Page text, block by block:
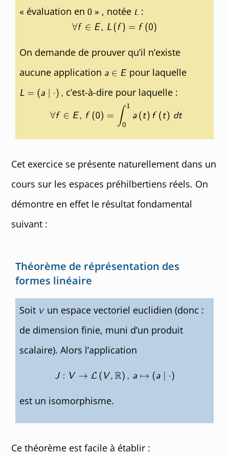
« évaluation en
» , notée :
On demande de prouver qu’il n’existe
aucune application
pour laquelle
c’est-à-dire pour laquelle :
Cet exercice se présente naturellement dans un
cours sur les espaces préhilbertiens réels. On
démontre en effet le résultat fondamental
suivant :
Théorème de réprésentation des
formes linéaire
Soit
un espace vectoriel euclidien (donc :
de dimension finie, muni d’un produit
scalaire). Alors l’application
est un isomorphisme.
Ce théorème est facile à établir :